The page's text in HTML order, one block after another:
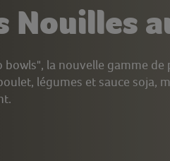
Nouilles
bowls", la nouvelle gamme
légumes et sauce soja,